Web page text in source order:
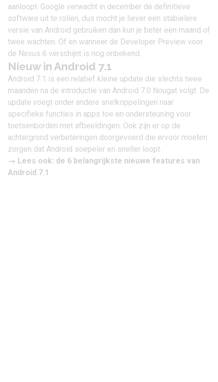
aanloopt. Google verwacht in december de definitieve
software uit te rollen, dus mocht je liever een stabielere
versie van Android gebruiken dan kun je beter een maand of
twee wachten. Of en wanneer de Developer Preview voor
de Nexus 6 verschijnt is nog onbekend.
Nieuw in Android 7.1
Android 7.1 is een relatief kleine update die slechts twee
maanden na de introductie van Android 7.0 Nougat volgt. De
update voegt onder andere snelkoppelingen naar
specifieke functies in apps toe en ondersteuning voor
toetsenborden met afbeeldingen. Ook zijn er op de
achtergrond verbeteringen doorgevoerd die ervoor moeten
zorgen dat Android soepeler en sneller loopt.
→ Lees ook: de 6 belangrijkste nieuwe features van
Android 7.1